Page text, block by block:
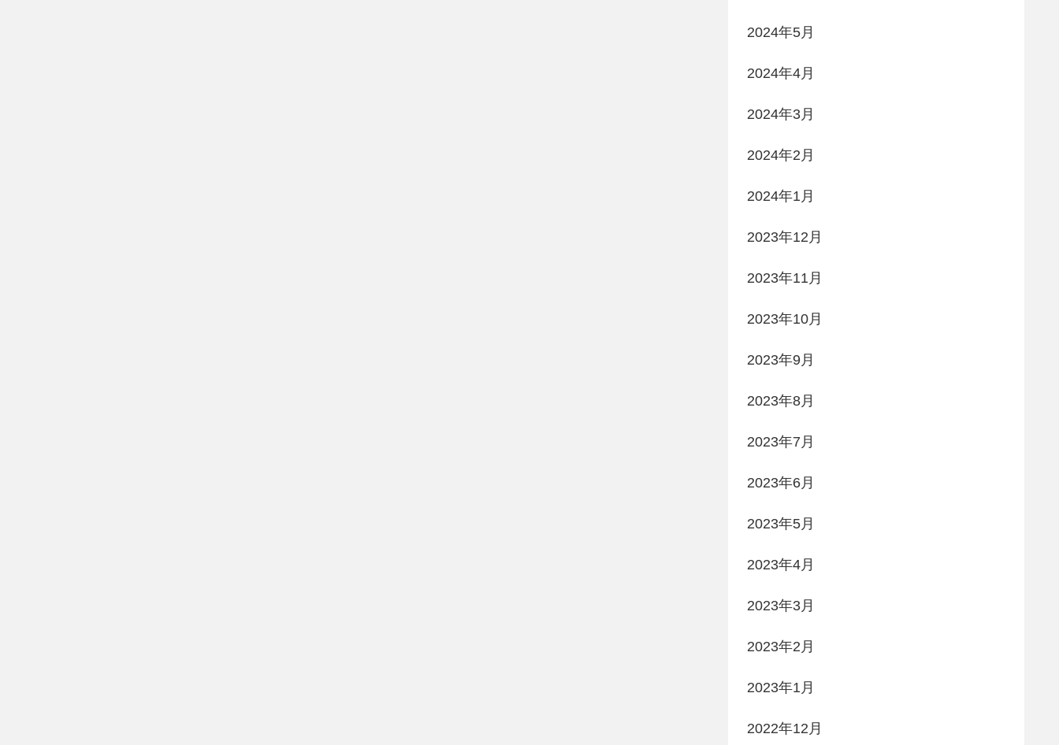
2024年5月
2024年4月
2024年3月
2024年2月
2024年1月
2023年12月
2023年11月
2023年10月
2023年9月
2023年8月
2023年7月
2023年6月
2023年5月
2023年4月
2023年3月
2023年2月
2023年1月
2022年12月